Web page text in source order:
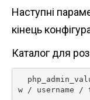
Наступні
кінець
Каталог для
w / username /